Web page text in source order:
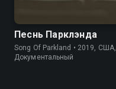
Песнь Парклэнда
Song Of Parkland • 2019, США,
Документальный